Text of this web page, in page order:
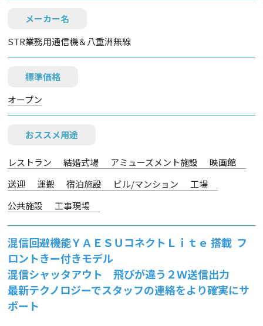
メーカー名
STR業務用通信機＆八重洲無線
標準価格
オープン
おススメ用途
レストラン 結婚式場 アミューズメント施設
映画館
送迎
運搬 宿泊施設 ビル/マンション
工場
公共施設
工事現場
混信回避機能ＹＡＥＳＵコネクトＬｉｔｅ 搭載 フ
ロントきー付きモデル
混信シャッタアウト 飛びが違う２Ｗ送信出力
最新テクノロジーでスタッフの連絡をより確実にサ
ポート